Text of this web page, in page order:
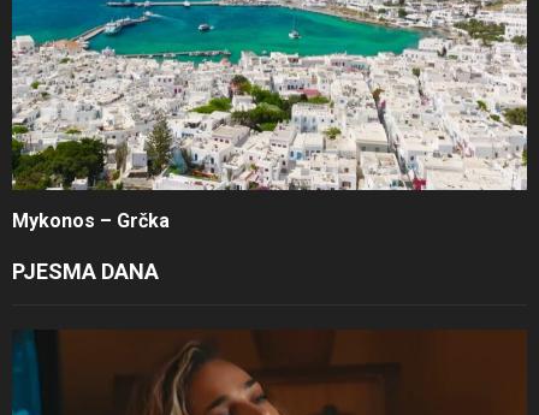
Mykonos – Grčka
PJESMA DANA